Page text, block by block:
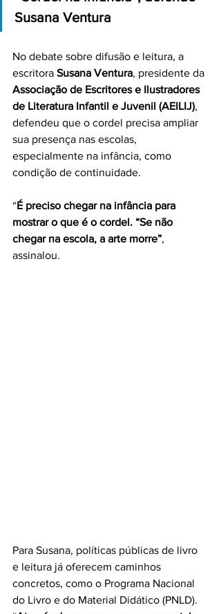
Susana Ventura
No debate sobre difusão e leitura, a
escritora Susana Ventura, presidente da
Associação de Escritores e Ilustradores
de Literatura Infantil e Juvenil (AEILIJ),
defendeu que o cordel precisa ampliar
sua presença nas escolas,
especialmente na infância, como
condição de continuidade.
“É preciso chegar na infância para
mostrar o que é o cordel. “Se não
chegar na escola, a arte morre”,
assinalou.
Para Susana, políticas públicas de livro
e leitura já oferecem caminhos
concretos, como o Programa Nacional
do Livro e do Material Didático (PNLD).